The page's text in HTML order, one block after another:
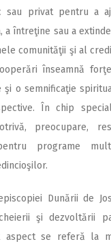
sau privat pentru a
a întreţine sau a
comunităţii şi al
înseamnă
şi o semnificaţie
În chip
preocupare,
programe
Dunării de
şi dezvoltării
aspect se referă la